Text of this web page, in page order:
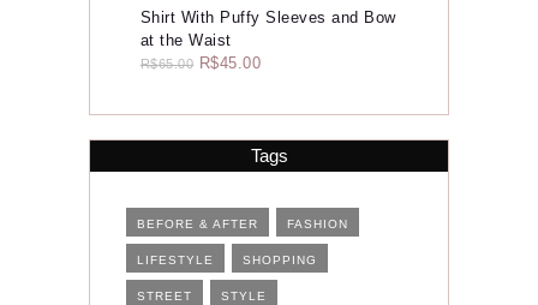
Contato
Shirt With Puffy Sleeves and Bow
at the Waist
R$65.00 R$45.00
Tags
BEFORE & AFTER FASHION
LIFESTYLE SHOPPING
STREET STYLE